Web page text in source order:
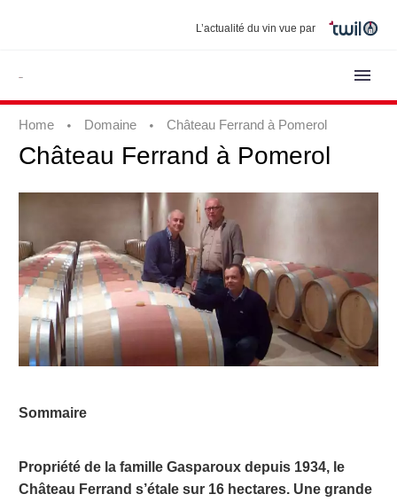
L’actualité du vin vue par
Home Domaine Château Ferrand à Pomerol
Château Ferrand à Pomerol
Sommaire
Propriété de la famille Gasparoux depuis 1934, le
Château Ferrand s’étale sur 16 hectares. Une grande